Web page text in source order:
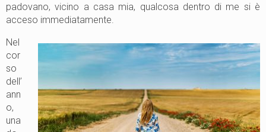
padovano, vicino a casa mia, qualcosa dentro di me si è
acceso immediatamente.
Nel
cor
so
dell’
ann
o,
una